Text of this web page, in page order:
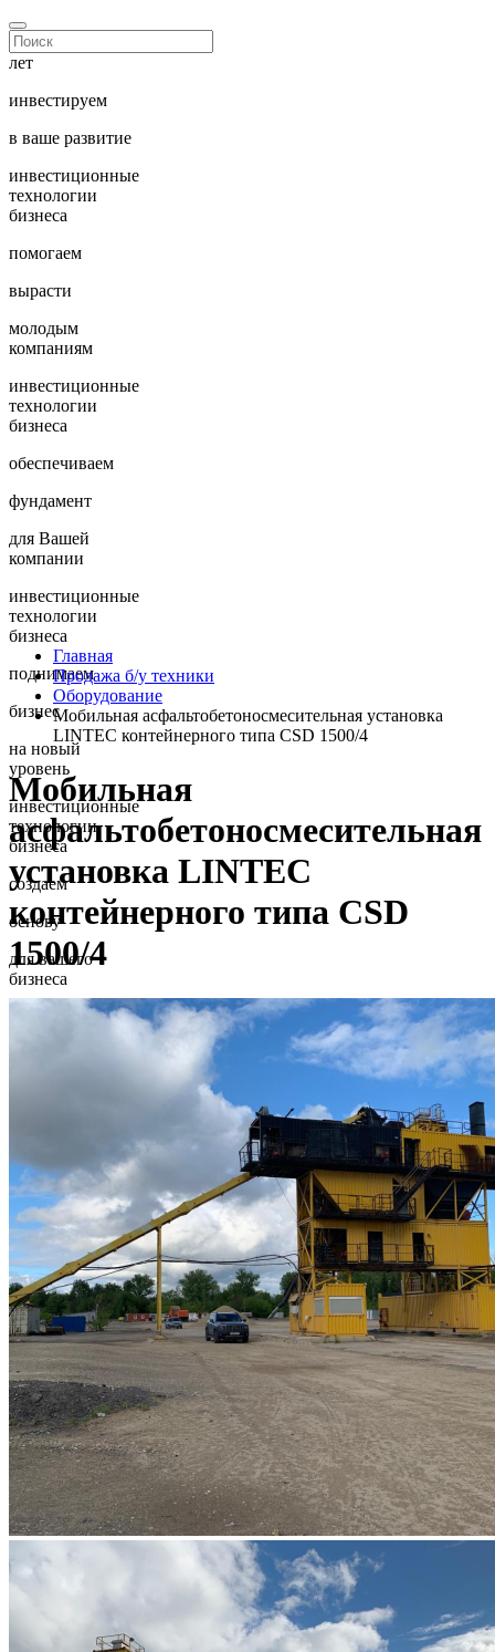
лет
инвестируем
в ваше развитие
инвестиционные
технологии
бизнеса
помогаем
вырасти
молодым
компаниям
инвестиционные
технологии
бизнеса
обеспечиваем
фундамент
для Вашей
компании
инвестиционные
технологии
бизнеса
поднимаем
бизнес
на новый
уровень
инвестиционные
технологии
бизнеса
создаем
основу
для вашего
бизнеса
инвестиционные
сложные
задачи
инвестиционные
технологии
бизнеса
Главная
Продажа б/у техники
Оборудование
Мобильная асфальтобетоносмесительная установка
LINTEC контейнерного типа CSD 1500/4
Мобильная
асфальтобетоносмесительная
установка LINTEC
контейнерного типа CSD
1500/4